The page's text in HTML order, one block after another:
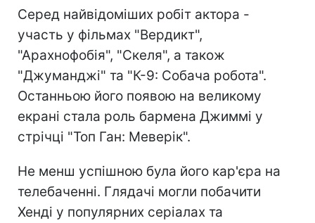
Серед найвідоміших робіт актора -
участь у фільмах "Вердикт",
"Арахнофобія", "Скеля", а також
"Джуманджі" та "К-9: Собача робота".
Останньою його появою на великому
екрані стала роль бармена Джиммі у
стрічці "Топ Ган: Меверік".
Не менш успішною була його кар'єра на
телебаченні. Глядачі могли побачити
Хенді у популярних серіалах та